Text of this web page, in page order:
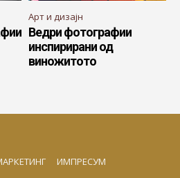
Арт и дизајн
Ведри фотографии
инспирирани од
виножитото
ИМПРЕСУМ